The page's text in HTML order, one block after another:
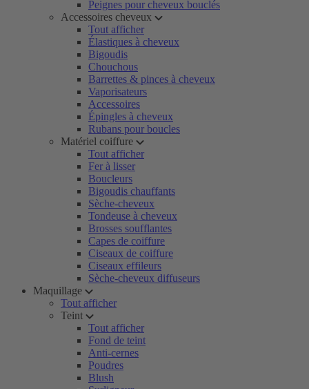
Peignes pour cheveux bouclés
Accessoires cheveux
Tout afficher
Élastiques à cheveux
Bigoudis
Chouchous
Barrettes & pinces à cheveux
Vaporisateurs
Accessoires
Épingles à cheveux
Rubans pour boucles
Matériel coiffure
Tout afficher
Fer à lisser
Boucleurs
Bigoudis chauffants
Sèche-cheveux
Tondeuse à cheveux
Brosses soufflantes
Capes de coiffure
Ciseaux de coiffure
Ciseaux effileurs
Sèche-cheveux diffuseurs
Maquillage
Tout afficher
Teint
Tout afficher
Fond de teint
Anti-cernes
Poudres
Blush